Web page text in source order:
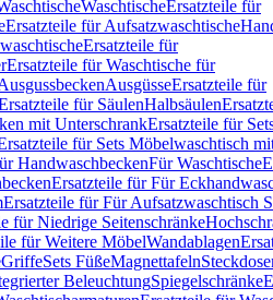
WaschtischeErsatzteile für
Ersatzteile für Aufsatzwaschtische
Ersatzteile für
Ersatzteile für Waschtische für
AusgüsseErsatzteile für
für SäulenHalbsäulen
mit UnterschrankErsatzteile für
für Sets Möbelwaschtisch
HandwaschbeckenFür Waschtische
Ersatzteile für Für
Ersatzteile für Für Aufsatzwaschtisch
für Niedrige Seitenschränke
für Weitere MöbelWandablagen
GriffeSets FüßeMagnettafeln
BeleuchtungSpiegelschränke